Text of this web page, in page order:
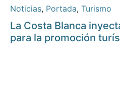
Noticias, Portada, Turismo
La Costa Blanca
para la promoción